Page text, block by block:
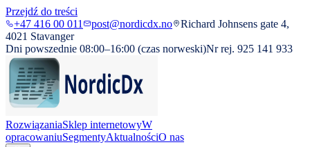
Przejdź do treści
+47 416 00 011
post@nordicdx.no
Richard Johnsens gate 4,
4021 Stavanger
Dni powszednie 08:00–16:00 (czas norweski)Nr rej. 925 141 933
RozwiązaniaSklep internetowyW
opracowaniuSegmentyAktualnościO nas